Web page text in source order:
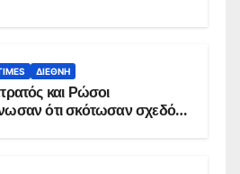
ΔΙΕΘΝΉ
και Ρώσοι
ότι σκότωσαν σχεδόν